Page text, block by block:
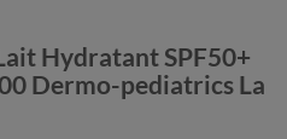
Hydratant SPF50+
Dermo-pediatrics La